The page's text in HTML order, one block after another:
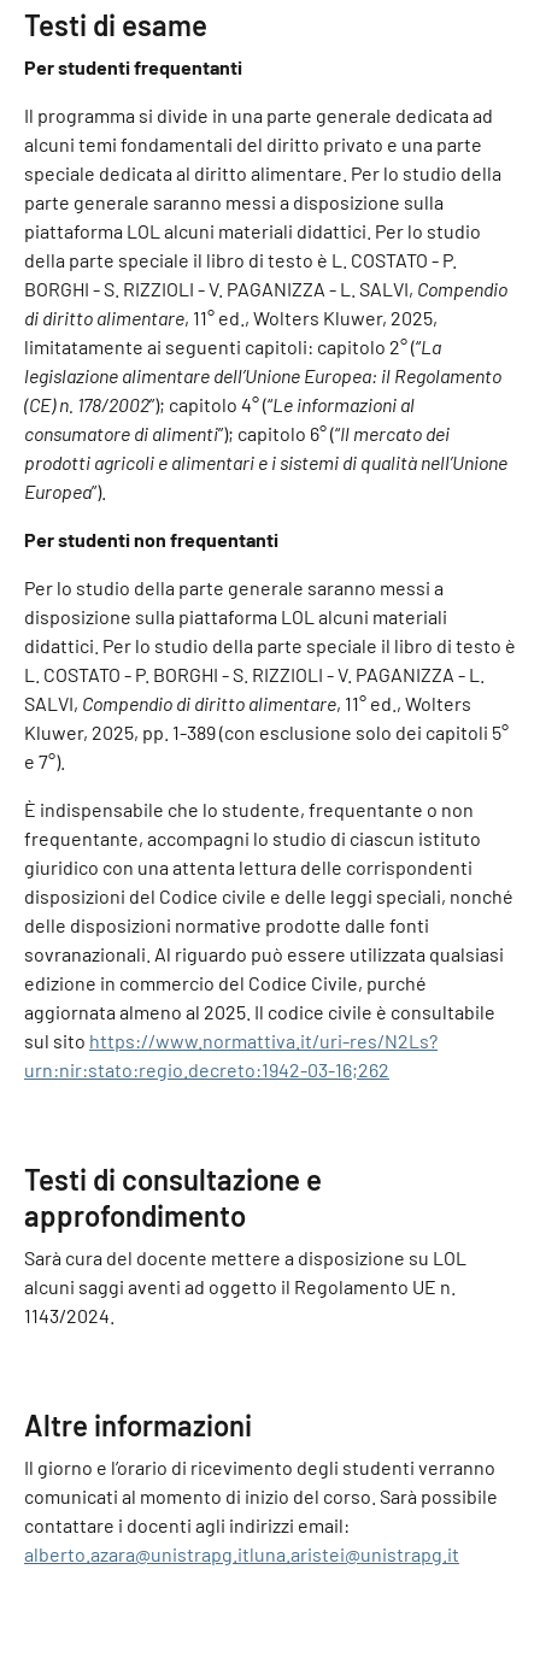
Testi di esame
Per studenti frequentanti
Il programma si divide in una parte generale dedicata ad
alcuni temi fondamentali del diritto privato e una parte
speciale dedicata al diritto alimentare. Per lo studio della
parte generale saranno messi a disposizione sulla
piattaforma LOL alcuni materiali didattici. Per lo studio
della parte speciale il libro di testo è L. COSTATO - P.
BORGHI - S. RIZZIOLI - V. PAGANIZZA - L. SALVI, Compendio
di diritto alimentare, 11° ed., Wolters Kluwer, 2025,
limitatamente ai seguenti capitoli: capitolo 2° (“La
legislazione alimentare dell’Unione Europea: il Regolamento
(CE) n. 178/2002”); capitolo 4° (“Le informazioni al
consumatore di alimenti”); capitolo 6° (“Il mercato dei
prodotti agricoli e alimentari e i sistemi di qualità nell’Unione
Europea”).
Per studenti non frequentanti
Per lo studio della parte generale saranno messi a
disposizione sulla piattaforma LOL alcuni materiali
didattici. Per lo studio della parte speciale il libro di testo è
L. COSTATO - P. BORGHI - S. RIZZIOLI - V. PAGANIZZA - L.
SALVI, Compendio di diritto alimentare, 11° ed., Wolters
Kluwer, 2025, pp. 1-389 (con esclusione solo dei capitoli 5°
e 7°).
È indispensabile che lo studente, frequentante o non
frequentante, accompagni lo studio di ciascun istituto
giuridico con una attenta lettura delle corrispondenti
disposizioni del Codice civile e delle leggi speciali, nonché
delle disposizioni normative prodotte dalle fonti
sovranazionali. Al riguardo può essere utilizzata qualsiasi
edizione in commercio del Codice Civile, purché
aggiornata almeno al 2025. Il codice civile è consultabile
sul sito https://www.normattiva.it/uri-res/N2Ls?
urn:nir:stato:regio.decreto:1942-03-16;262
Testi di consultazione e
approfondimento
Sarà cura del docente mettere a disposizione su LOL
alcuni saggi aventi ad oggetto il Regolamento UE n.
1143/2024.
Altre informazioni
Il giorno e l’orario di ricevimento degli studenti verranno
comunicati al momento di inizio del corso. Sarà possibile
contattare i docenti agli indirizzi email:
alberto.azara@unistrapg.itluna.aristei@unistrapg.it